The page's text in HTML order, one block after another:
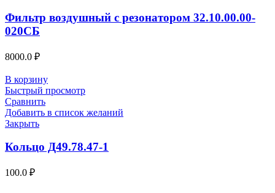
Фильтр воздушный с резонатором 32.10.00.00-
020СБ
8000.0 ₽
В корзину
Быстрый просмотр
Сравнить
Добавить в список желаний
Закрыть
Кольцо Д49.78.47-1
100.0 ₽